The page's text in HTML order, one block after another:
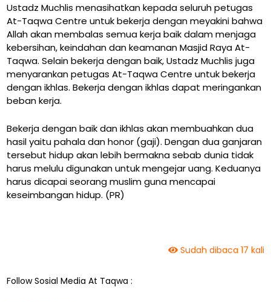
Ustadz Muchlis menasihatkan kepada seluruh petugas
At-Taqwa Centre untuk bekerja dengan meyakini bahwa
Allah akan membalas semua kerja baik dalam menjaga
kebersihan, keindahan dan keamanan Masjid Raya At-
Taqwa. Selain bekerja dengan baik, Ustadz Muchlis juga
menyarankan petugas At-Taqwa Centre untuk bekerja
dengan ikhlas. Bekerja dengan ikhlas dapat meringankan
beban kerja.
Bekerja dengan baik dan ikhlas akan membuahkan dua
hasil yaitu pahala dan honor (gaji). Dengan dua ganjaran
tersebut hidup akan lebih bermakna sebab dunia tidak
harus melulu digunakan untuk mengejar uang. Keduanya
harus dicapai seorang muslim guna mencapai
keseimbangan hidup. (PR)
Sudah dibaca 17 kali
Follow Sosial Media At Taqwa :